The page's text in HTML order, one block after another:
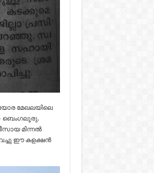
മേഖലയിലെ
– ബെംഗലൂരു.
മിന്നൽ
ഈ കളക്ഷൻ